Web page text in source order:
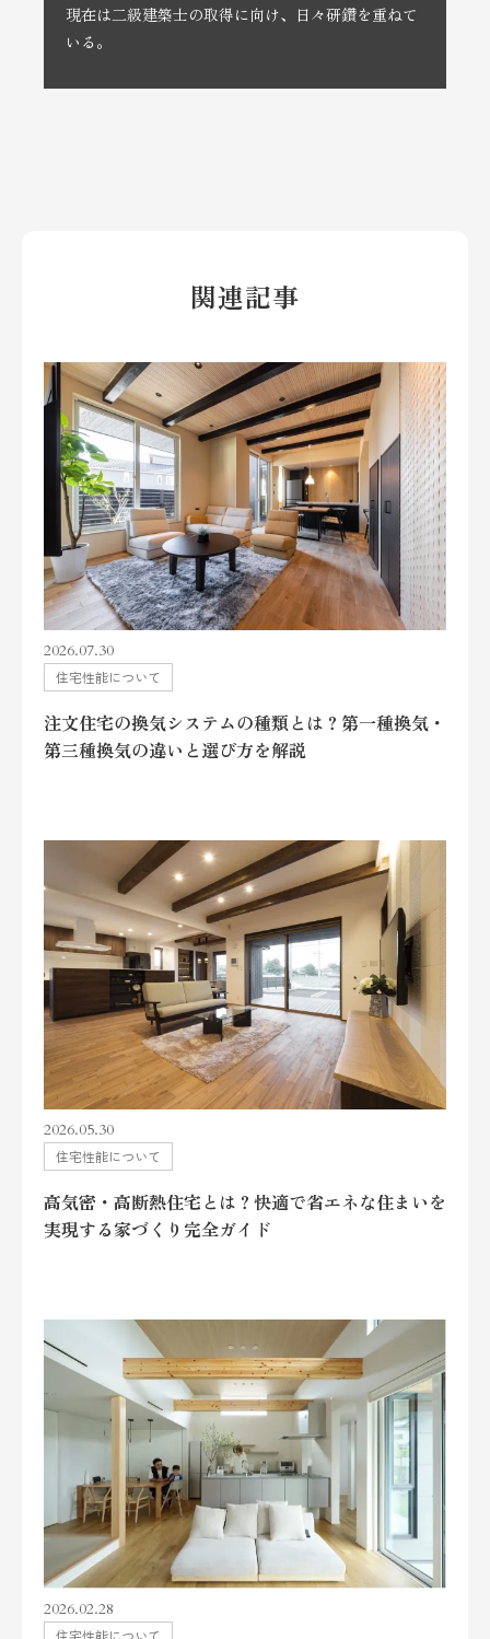
現在は二級建築士の取得に向け、日々研鑽を重ねて
いる。
関連記事
2026.07.30
住宅性能について
注文住宅の換気システムの種類とは？第一種換気・
第三種換気の違いと選び方を解説
2026.05.30
住宅性能について
高気密・高断熱住宅とは？快適で省エネな住まいを
実現する家づくり完全ガイド
2026.02.28
住宅性能について